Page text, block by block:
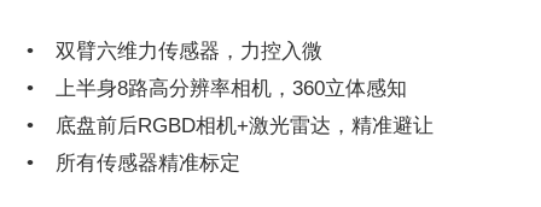
双臂六维力传感器，力控入微
上半身8路高分辨率相机，360立体感知
底盘前后RGBD相机+激光雷达，精准避让
所有传感器精准标定